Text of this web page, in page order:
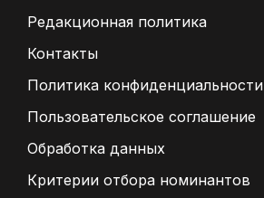
Редакционная политика
Контакты
Политика конфиденциальности
Пользовательское соглашение
Обработка данных
Критерии отбора номинантов